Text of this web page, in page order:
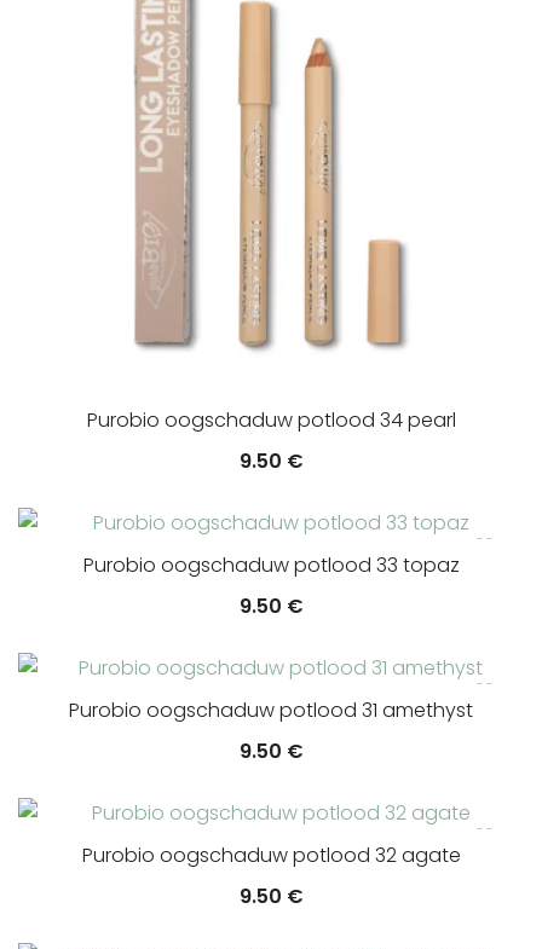
Purobio oogschaduw potlood 34 pearl
9.50 €
Purobio oogschaduw potlood 33 topaz
9.50 €
Purobio oogschaduw potlood 31 amethyst
9.50 €
Purobio oogschaduw potlood 32 agate
9.50 €